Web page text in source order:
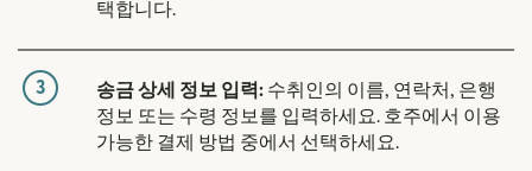
택합니다.
3 송금 상세 정보 입력: 수취인의 이름, 연락처, 은행
정보 또는 수령 정보를 입력하세요. 호주에서 이용
가능한 결제 방법 중에서 선택하세요.